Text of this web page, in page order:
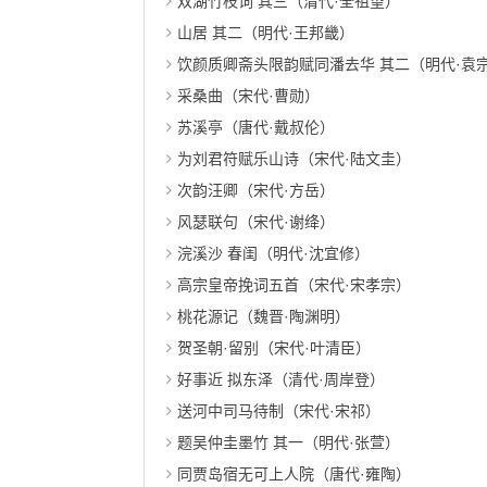
山居 其二（明代·王邦畿）
饮颜质卿斋头限韵赋同潘去华 其二（明代·袁
采桑曲（宋代·曹勋）
苏溪亭（唐代·戴叔伦）
为刘君符赋乐山诗（宋代·陆文圭）
次韵汪卿（宋代·方岳）
风瑟联句（宋代·谢绛）
浣溪沙 春闺（明代·沈宜修）
高宗皇帝挽词五首（宋代·宋孝宗）
桃花源记（魏晋·陶渊明）
贺圣朝·留别（宋代·叶清臣）
好事近 拟东泽（清代·周岸登）
送河中司马待制（宋代·宋祁）
题吴仲圭墨竹 其一（明代·张萱）
同贾岛宿无可上人院（唐代·雍陶）